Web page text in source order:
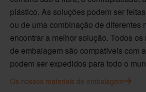
plástico. As soluções podem ser
ou de uma combinação de diferentes
encontrar a melhor solução. Todos
de embalagem são compatíveis com
podem ser expedidos para todo o
Os nossos materiais de embalagem